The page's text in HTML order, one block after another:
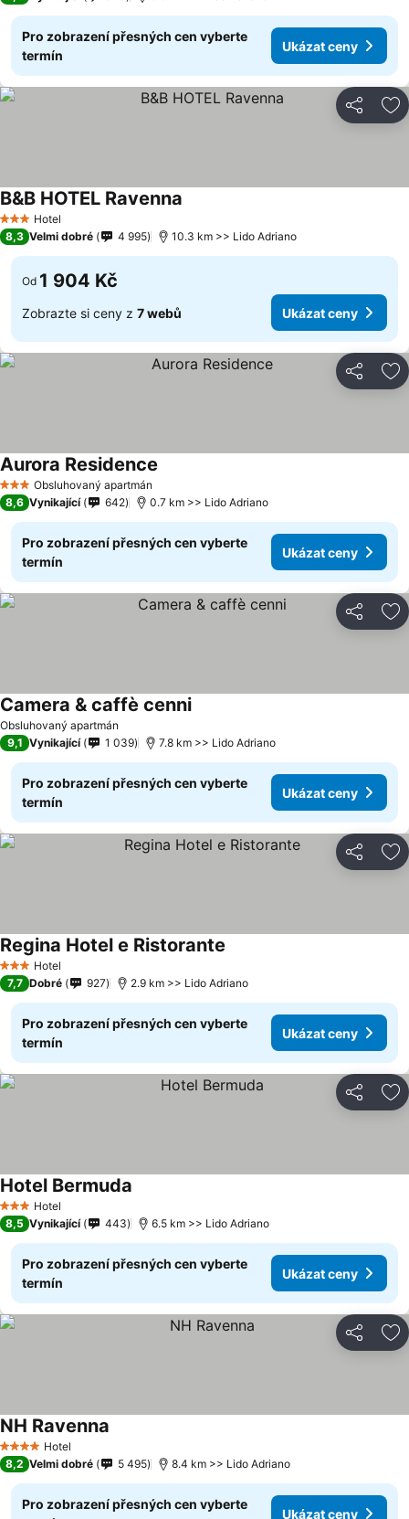
Pro zobrazení přesných cen vyberte
termín
Ukázat ceny
Sdílet
3 Počet hvězdiček
Hotel
B&B HOTEL Ravenna
8,3 Velmi dobré 4 995 10.3 km >> Lido Adriano
Od 1 904 Kč
Zobrazte si ceny z 7 webů Ukázat ceny
Sdílet
3 Počet hvězdiček
Obsluhovaný apartmán
Aurora Residence
8,6 Vynikající 642 0.7 km >> Lido Adriano
Pro zobrazení přesných cen vyberte
termín
Ukázat ceny
Sdílet
Obsluhovaný apartmán
Camera & caffè cenni
9,1 Vynikající 1 039 7.8 km >> Lido Adriano
Pro zobrazení přesných cen vyberte
termín
Ukázat ceny
Sdílet
3 Počet hvězdiček
Hotel
Regina Hotel e Ristorante
7,7 Dobré 927 2.9 km >> Lido Adriano
Pro zobrazení přesných cen vyberte
termín
Ukázat ceny
Sdílet
3 Počet hvězdiček
Hotel
Hotel Bermuda
8,5 Vynikající 443 6.5 km >> Lido Adriano
Pro zobrazení přesných cen vyberte
termín
Ukázat ceny
Sdílet
4 Počet hvězdiček
Hotel
NH Ravenna
8,2 Velmi dobré 5 495 8.4 km >> Lido Adriano
Pro zobrazení přesných cen vyberte
Ukázat ceny